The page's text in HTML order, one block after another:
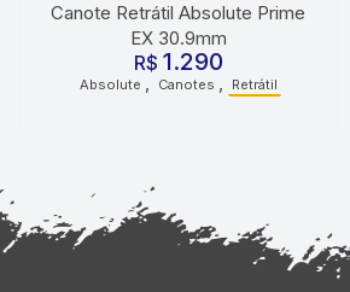
Canote Retrátil Absolute Prime
EX 30.9mm
R$ 1.290
Absolute , Canotes , Retrátil